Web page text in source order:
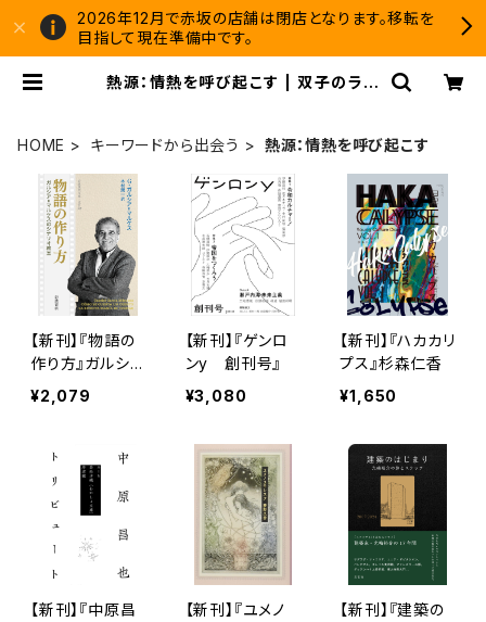
2026年12月で赤坂の店舗は閉店となります。移転を
目指して現在準備中です。
熱源：情熱を呼び起こす | 双子のライ
HOME キーワードから出会う 熱源：情熱を呼び起こす
【新刊】『物語の
作り方』ガルシア
=マルケス
¥2,079
【新刊】『ゲンロ
ンy 創刊号』
¥3,080
【新刊】『ハカカリ
プス』杉森仁香
¥1,650
【新刊】『中原昌
【新刊】『ユメノ
【新刊】『建築の